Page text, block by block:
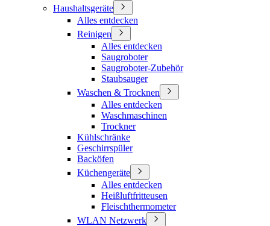
Haushaltsgeräte
Alles entdecken
Reinigen
Alles entdecken
Saugroboter
Saugroboter-Zubehör
Staubsauger
Waschen & Trocknen
Alles entdecken
Waschmaschinen
Trockner
Kühlschränke
Geschirrspüler
Backöfen
Küchengeräte
Alles entdecken
Heißluftfritteusen
Fleischthermometer
WLAN Netzwerk